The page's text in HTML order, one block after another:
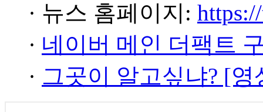
· 뉴스 홈페이지:
· 네이버 메인 더팩트
· 그곳이 알고싶냐? [